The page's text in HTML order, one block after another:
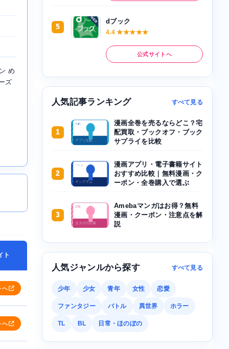
め
ズ
ト
へ
へ
5
dブック
4.4 ★★★★★
公式サイトへ
人気記事ランキング すべて見る
1
漫画全巻を売るならどこ？宅
配買取・ブックオフ・ブック
サプライを比較
2
漫画アプリ・電子書籍サイト
おすすめ比較｜無料漫画・ク
ーポン・全巻購入で選ぶ
3
Amebaマンガはお得？無料
漫画・クーポン・注意点を解
説
人気ジャンルから探す すべて見る
少年 少女 青年 女性 恋愛
ファンタジー バトル 異世界 ホラー
TL BL 日常・ほのぼの